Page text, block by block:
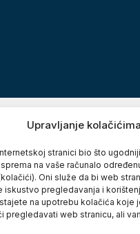
Upravljanje kolačićima
stranici bio što
na vaše računalo
Oni služe da bi web
iskustvo pregledavanja i
na upotrebu kolačića koje
pregledavati web stranicu, ali